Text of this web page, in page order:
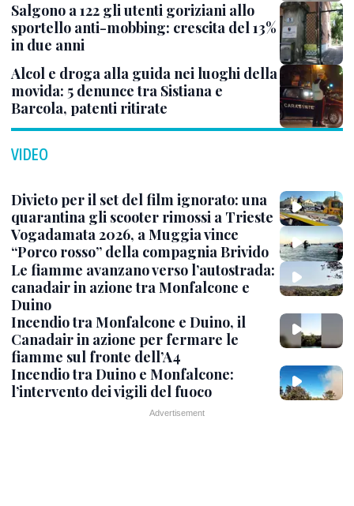
Salgono a 122 gli utenti goriziani allo
sportello anti-mobbing: crescita del 13%
in due anni
Alcol e droga alla guida nei luoghi della
movida: 5 denunce tra Sistiana e
Barcola, patenti ritirate
VIDEO
Divieto per il set del film ignorato: una
quarantina gli scooter rimossi a Trieste
Vogadamata 2026, a Muggia vince
“Porco rosso” della compagnia Brivido
Le fiamme avanzano verso l’autostrada:
canadair in azione tra Monfalcone e
Duino
Incendio tra Monfalcone e Duino, il
Canadair in azione per fermare le
fiamme sul fronte dell’A4
Incendio tra Duino e Monfalcone:
l’intervento dei vigili del fuoco